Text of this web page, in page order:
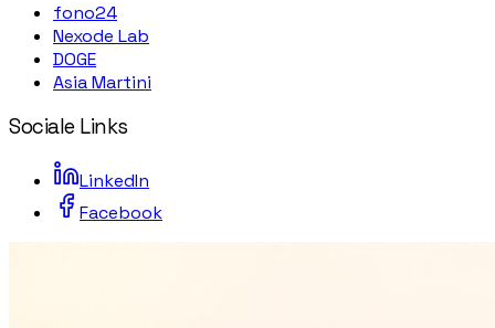
fono24
Nexode Lab
DOGE
Asia Martini
Sociale Links
LinkedIn
Facebook